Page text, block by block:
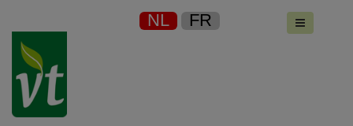
NL FR